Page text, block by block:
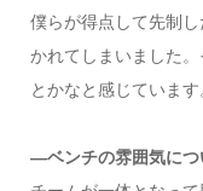
僕らが得点して先制
かれてしまいました
とかなと感じています
―ベンチの雰囲気につ